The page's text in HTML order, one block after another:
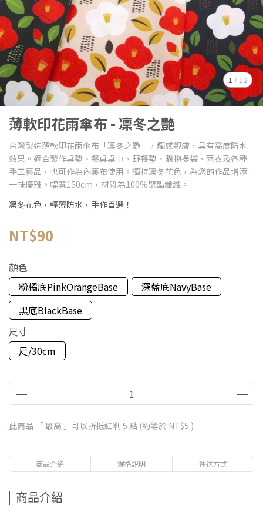
1 / 12
薄軟印花雨傘布 - 凜冬之艷
台灣製造薄軟印花雨傘布「凜冬之艷」，觸感親膚，具有高度防水
效果。適合製作桌墊、餐桌桌巾、野餐墊、購物提袋、雨衣及各種
手工藝品，也可作為內裏布使用。獨特凜冬花色，為您的作品增添
一抹優雅。幅寬150cm，材質為100%聚酯纖維。
凜冬花色，輕薄防水，手作首選！
NT$90
顏色
粉橘底PinkOrangeBase
深藍底NavyBase
黑底BlackBase
尺寸
尺/30cm
此商品 「 最高 」可以折抵紅利 5 點 (約等於 NT$5 )
商品介紹 規格說明 運送方式
商品介紹